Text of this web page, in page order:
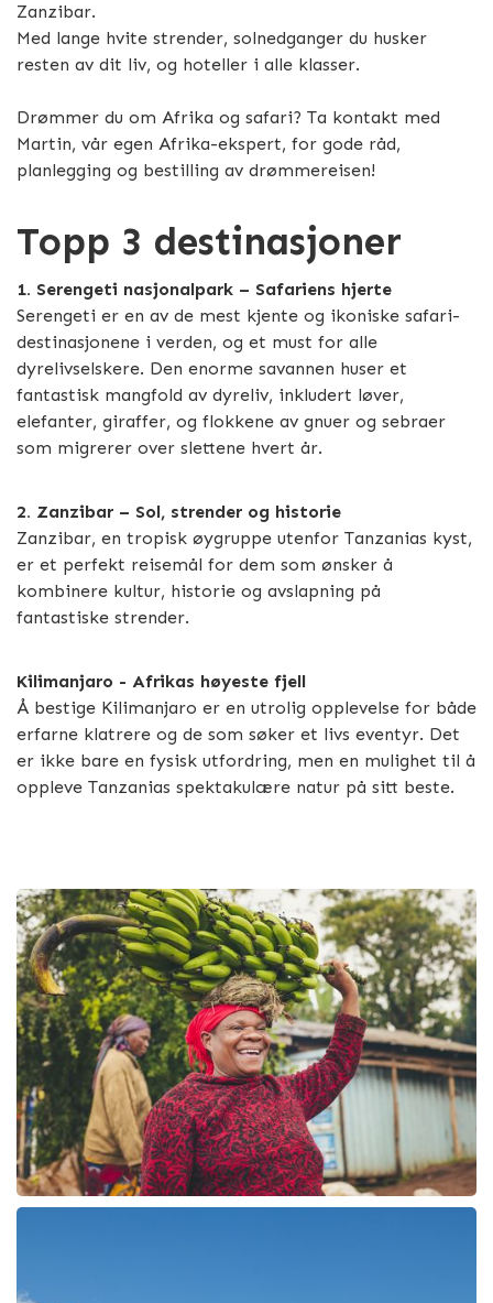
Zanzibar.
Med lange hvite strender, solnedganger du husker
resten av dit liv, og hoteller i alle klasser.
Drømmer du om Afrika og safari? Ta kontakt med
Martin, vår egen Afrika-ekspert, for gode råd,
planlegging og bestilling av drømmereisen!
Topp 3 destinasjoner
1. Serengeti nasjonalpark – Safariens hjerte
Serengeti er en av de mest kjente og ikoniske safari-
destinasjonene i verden, og et must for alle
dyrelivselskere. Den enorme savannen huser et
fantastisk mangfold av dyreliv, inkludert løver,
elefanter, giraffer, og flokkene av gnuer og sebraer
som migrerer over slettene hvert år.
2. Zanzibar – Sol, strender og historie
Zanzibar, en tropisk øygruppe utenfor Tanzanias kyst,
er et perfekt reisemål for dem som ønsker å
kombinere kultur, historie og avslapning på
fantastiske strender.
Kilimanjaro - Afrikas høyeste fjell
Å bestige Kilimanjaro er en utrolig opplevelse for både
erfarne klatrere og de som søker et livs eventyr. Det
er ikke bare en fysisk utfordring, men en mulighet til å
oppleve Tanzanias spektakulære natur på sitt beste.